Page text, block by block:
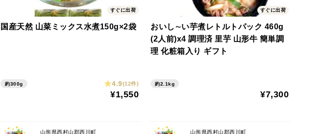
すぐに出荷
国産天然 山菜ミックス水煮150g×2袋
約300g 4.9(12件)
¥1,550
山形県西村山郡西川町
すぐに出荷
おいし∼い芋煮レトルトパック 460g
(2人前)x4 調理済 里芋 山形牛 簡単調
理 化粧箱入り ギフト
約2.1kg
¥7,300
山形県西村山郡西川町